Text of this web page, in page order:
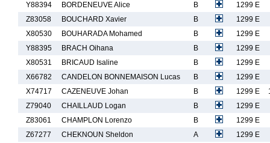
Y88394
BORDENEUVE Alice B
1299 E
Z83058
BOUCHARD Xavier B
1299 E
X80530
BOUHARADA Mohamed B
1299 E
Y88395
BRACH Oihana B
1299 E
X80531
BRICAUD Isaline B
1299 E
X66782
CANDELON BONNEMAISON Lucas B
1299 E
X74717
CAZENEUVE Johan B 1299 E
Z79040
CHAILLAUD Logan B
1299 E
Z83061
CHAMPLON Lorenzo B
1299 E
Z67277
CHEKNOUN Sheldon A
1299 E